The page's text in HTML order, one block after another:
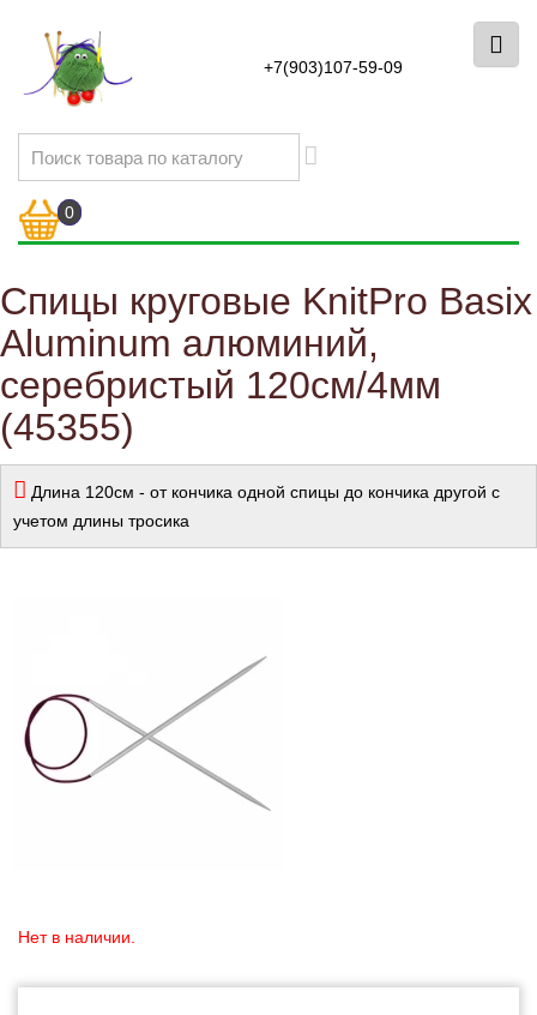
+7(903)107-59-09
0
Спицы круговые KnitPro Basix
Aluminum алюминий,
серебристый 120см/4мм
(45355)
Длина 120см - от кончика одной спицы до кончика другой с
учетом длины тросика
Нет в наличии.